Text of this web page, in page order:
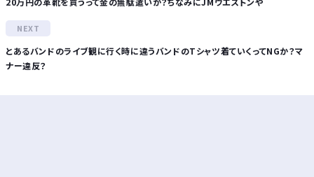
とあるバンドのライブ観に行く時に違うバンドのTシャツ着ていくってNGか？マ
ナー違反？